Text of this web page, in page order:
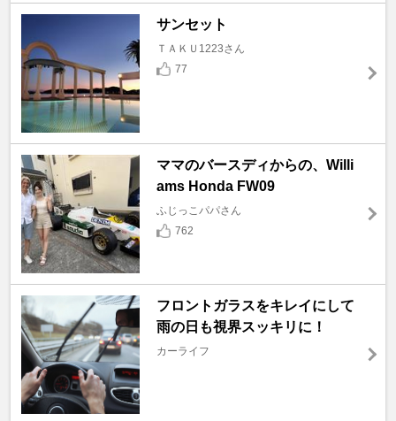
サンセット
ＴＡＫＵ1223さん
77
ママのバースディからの、Willi
ams Honda FW09
ふじっこパパさん
762
フロントガラスをキレイにして
雨の日も視界スッキリに！
カーライフ